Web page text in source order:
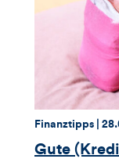
Likes
und
dieses
Thema:
Finanztipps |
Gute